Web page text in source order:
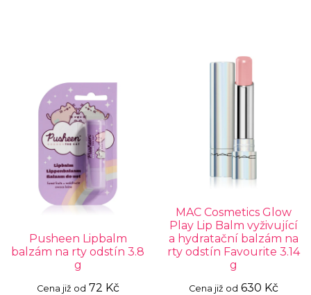
Pusheen Lipbalm
balzám na rty odstín 3.8
g
Cena již od 72 Kč
MAC Cosmetics Glow
Play Lip Balm vyživující
a hydratační balzám na
rty odstín Favourite 3.14
g
Cena již od 630 Kč